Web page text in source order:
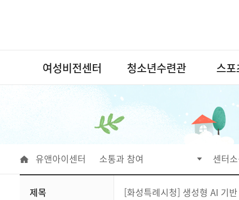
여성비전센터 청소년수련관 스
유앤아이센터 소통과 참여 센터
제목 [화성특례시청] 생성형 AI 기